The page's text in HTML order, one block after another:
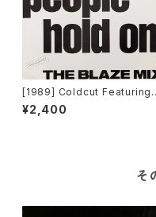
[1989] Coldcut Featuring
isa Stansfield – People Ho
ld On (The Blaze Mix) [Inte
¥2,400
そ